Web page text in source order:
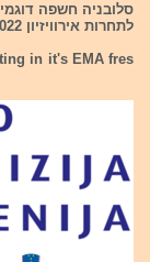
סלובניה חשפה
לתחרות אירוויזיון 2022.
in it's EMA fres